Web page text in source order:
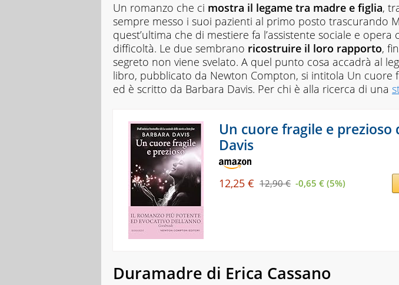
Un romanzo che ci mostra il legame tra madre e figlia,
sempre messo i suoi pazienti al primo posto trascurando
quest’ultima che di mestiere fa l’assistente sociale e opera
difficoltà. Le due sembrano ricostruire il loro rapporto,
segreto non viene svelato. A quel punto cosa accadrà al
libro, pubblicato da Newton Compton, si intitola Un cuore
ed è scritto da Barbara Davis. Per chi è alla ricerca di una
Un cuore fragile e prezioso
Davis
12,25 € 12,90 € -0,65 € (5%)
Duramadre di Erica Cassano